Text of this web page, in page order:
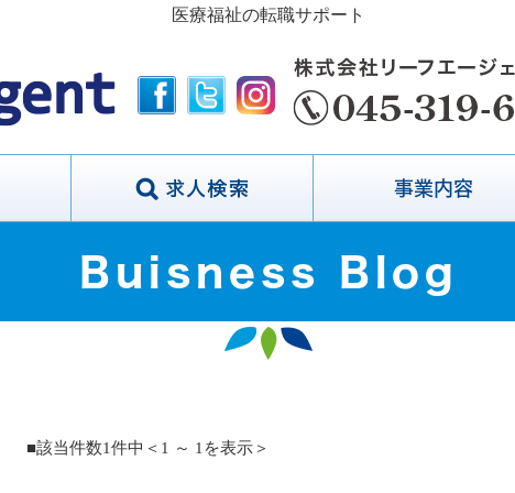
医療福祉の転職サポート
事業内容
Buisness Blog
■該当件数1件中＜1 ～ 1を表示＞